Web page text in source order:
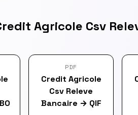
Agricole Csv
PDF
Credit Agricole
Csv Releve
Bancaire → QIF